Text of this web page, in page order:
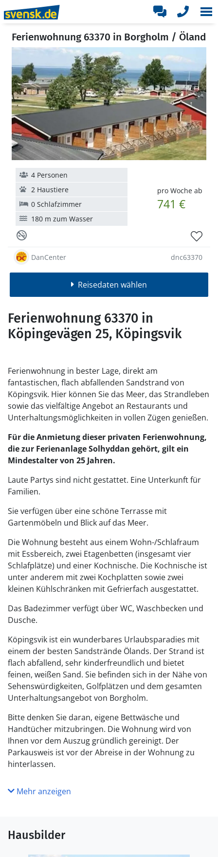
Ferienwohnung 63370 in Borgholm / Öland
pro Woche ab
741 €
4 Personen
2 Haustiere
0 Schlafzimmer
180 m zum Wasser
DanCenter dnc63370
Reisedaten wählen
Ferienwohnung 63370 in
Köpingevägen 25, Köpingsvik
Ferienwohnung in bester Lage, direkt am
fantastischen, flach abfallenden Sandstrand von
Köpingsvik. Hier können Sie das Meer, das Strandleben
sowie das vielfältige Angebot an Restaurants und
Unterhaltungsmöglichkeiten in vollen Zügen genießen.
Für die Anmietung dieser privaten Ferienwohnung,
die zur Ferienanlage Solhyddan gehört, gilt ein
Mindestalter von 25 Jahren.
Laute Partys sind nicht gestattet. Eine Unterkunft für
Familien.
Sie verfügen über eine schöne Terrasse mit
Gartenmöbeln und Blick auf das Meer.
Die Wohnung besteht aus einem Wohn-/Schlafraum
mit Essbereich, zwei Etagenbetten (insgesamt vier
Schlafplätze) und einer Kochnische. Die Kochnische ist
unter anderem mit zwei Kochplatten sowie zwei
kleinen Kühlschränken mit Gefrierfach ausgestattet.
Das Badezimmer verfügt über WC, Waschbecken und
Dusche.
Köpingsvik ist ein wunderbares Urlaubsparadies mit
einem der besten Sandstrände Ölands. Der Strand ist
flach abfallend, sehr kinderfreundlich und bietet
feinen, weißen Sand. Sie befinden sich in der Nähe von
Sehenswürdigkeiten, Golfplätzen und dem gesamten
Unterhaltungsangebot von Borgholm.
Bitte denken Sie daran, eigene Bettwäsche und
Handtücher mitzubringen. Die Wohnung wird von
Ihnen vor dem Auszug gründlich gereinigt. Der
Parkausweis ist vor der Abreise in der Wohnung zu
hinterlassen.
Mehr anzeigen
Hausbilder